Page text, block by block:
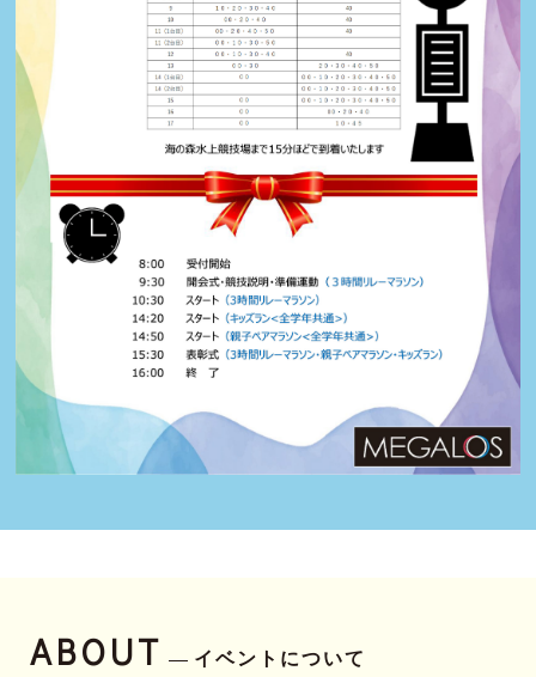
ABOUT イベントについて